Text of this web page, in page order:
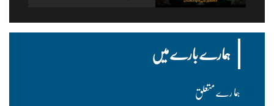
ہمارے بارے میں
ہما رے متعلق